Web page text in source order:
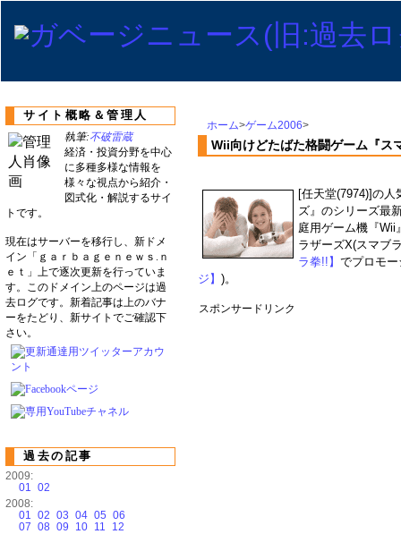
ホーム>ゲーム2006>
Wii向けどたばた格闘ゲーム『ス
[任天堂(7974)]の
ズ』のシリーズ最
庭用ゲーム機『Wii
ラザーズX(スマブ
ラ拳!!】 でプロモ
ジ】 )。
スポンサードリンク
サイト概略＆管理人
執筆:不破雷蔵
経済・投資分野を中心
に多種多様な情報を
様々な視点から紹介・
図式化・解説するサイ
トです。
現在はサーバーを移行し、新ドメ
イン「ｇａｒｂａｇｅｎｅｗｓ.ｎ
ｅｔ」上で逐次更新を行っていま
す。このドメイン上のページは過
去ログです。新着記事は上のバナ
ーをたどり、新サイトでご確認下
さい。
過去の記事
2009:
01 02
2008:
01 02 03 04 05 06
07 08 09 10 11
12